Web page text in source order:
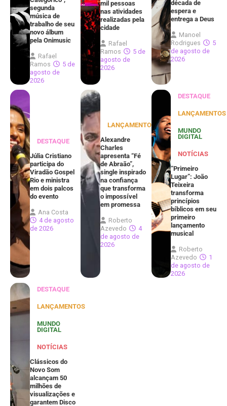
segunda
música de
trabalho de seu
novo álbum
pela Onimusic
Rafael
Ramos
5 de
agosto de
2026
mil pessoas
nas atividades
realizadas pela
cidade
Rafael
Ramos
5 de
agosto de
2026
década de
espera e
entrega a Deus
Manoel
Rodrigues
5
de agosto de
2026
DESTAQUE
Júlia Cristiano
participa do
Viradão Gospel
Rio e ministra
em dois palcos
do evento
Ana Costa
4 de agosto
de 2026
LANÇAMENTOS
Alexandre
Charles
apresenta “Fé
de Abraão”,
single inspirado
na confiança
que transforma
o impossível
em promessa
Roberto
Azevedo
4
de agosto de
2026
DESTAQUE
LANÇAMENTOS
MUNDO
DIGITAL
NOTÍCIAS
“Primeiro
Lugar”: João
Teixeira
transforma
princípios
bíblicos em seu
primeiro
lançamento
musical
Roberto
Azevedo
1
de agosto de
2026
DESTAQUE
LANÇAMENTOS
MUNDO
DIGITAL
NOTÍCIAS
Clássicos do
Novo Som
alcançam 50
milhões de
visualizações e
garantem Disco